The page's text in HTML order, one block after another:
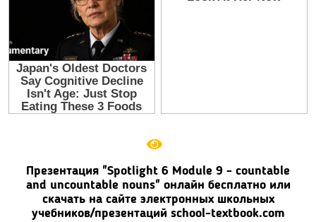
Презентация "Spotlight 6 Module 9 - countable
and uncountable nouns" онлайн бесплатно или
скачать на сайте электронных школьных
учебников/презентаций school-textbook.com